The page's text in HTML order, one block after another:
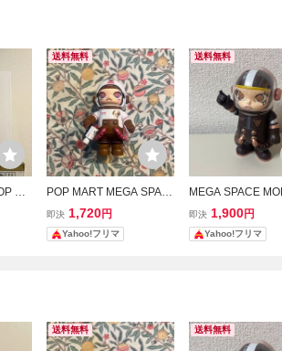
MA
送料無料
POP MART MEGA SPAC
E MOLLY 100% シリーズ
フィギュア
即決 1,720円
Yahoo!フリマ
送料無料
MEGA SPACE
0% POP MART
即決 1,900円
Yahoo!フリマ
送料無料 送料無料